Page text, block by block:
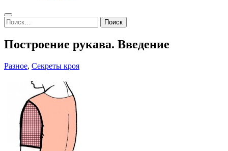
Search
Найти:
Построение рукава. Введение
Разное, Секреты кроя